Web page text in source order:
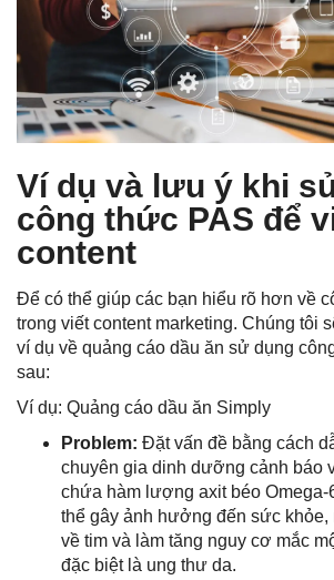
Ví dụ và lưu ý khi
công thức PAS để
content
Để có thể giúp các bạn hiểu rõ hơn về
trong viết content marketing. Chúng tôi
ví dụ về quảng cáo dầu ăn sử dụng
sau:
Ví dụ: Quảng cáo dầu ăn Simply
Problem: Đặt vấn đề bằng cách
chuyên gia dinh dưỡng cảnh báo
chứa hàm lượng axit béo Omega-
thể gây ảnh hưởng đến sức khỏe,
về tim và làm tăng nguy cơ mắc
đặc biệt là ung thư da.